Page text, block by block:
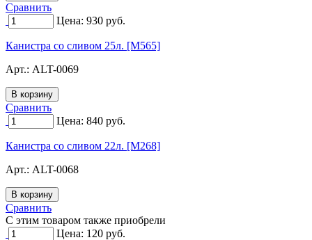
Сравнить
Цена: 930 руб.
Канистра со сливом 25л. [M565]
Арт.: ALT-0069
Сравнить
Цена: 840 руб.
Канистра со сливом 22л. [M268]
Арт.: ALT-0068
Сравнить
C этим товаром также приобрели
Цена: 120 руб.